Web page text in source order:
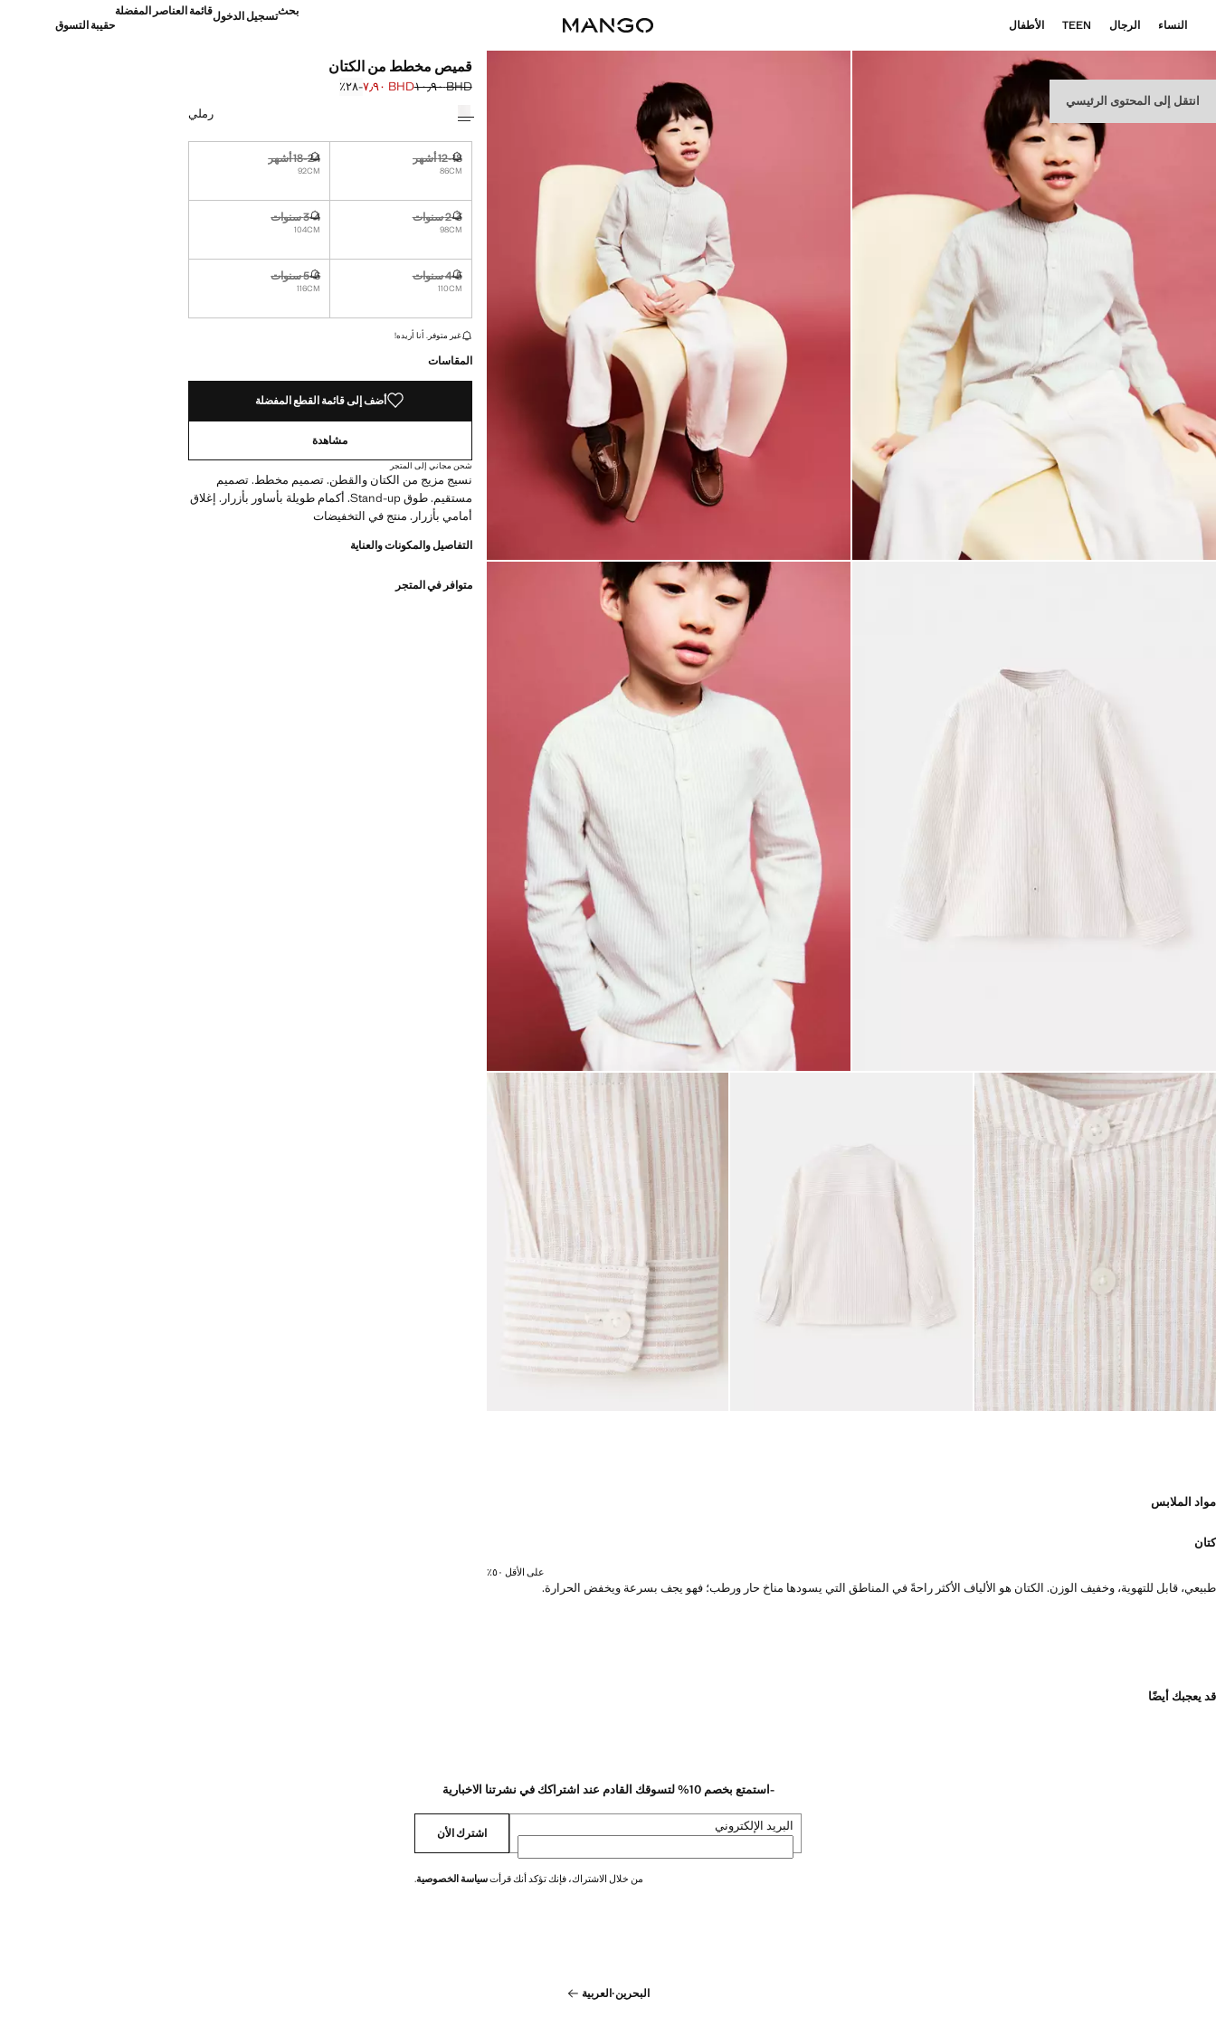
انتقل إلى المحتوى الرئيسي
النساء الرجال TEEN الأطفال
بحثتسجيل الدخولقائمة العناصر المفضلة
حقيبة التسوق
قميص مخطط من الكتان
السعر الأول محذوف [BHD ١٠٫٩٠ ]
BHD ١٠٫٩٠
السعر الحالي [BHD ٧٫٩٠ ]BHD ٧٫٩٠
؜-٢٨٪؜
رملي
12-18 أشهر
86CM
غير متوفر. أنا أريده!
18-24 أشهر
92CM
غير متوفر. أنا أريده!
2-3 سنوات
98CM
غير متوفر. أنا أريده!
3-4 سنوات
104CM
غير متوفر. أنا أريده!
4-5 سنوات
110CM
غير متوفر. أنا أريده!
5-6 سنوات
116CM
غير متوفر. أنا أريده!
القطع الأخيرة!
غير متوفر. أنا أريده!
المقاسات
أضف إلى قائمة القطع المفضلة
مشاهدة
شحن مجاني إلى المتجر
نسيج مزيج من الكتان والقطن. تصميم مخطط. تصميم
مستقيم. طوق Stand-up. أكمام طويلة بأساور بأزرار. إغلاق
أمامي بأزرار. منتج في التخفيضات
التفاصيل والمكونات والعناية
متوافر في المتجر
مواد الملابس
كتان
على الأقل ٥٠٪؜
طبيعي، قابل للتهوية، وخفيف الوزن. الكتان هو الألياف الأكثر راحةً في المناطق التي يسودها مناخ حار ورطب؛ فهو يجف بسرعة ويخفض الحرارة.
قد يعجبك أيضًا
-استمتع بخصم 10% لتسوقك القادم عند اشتراكك في نشرتنا الاخبارية
البريد الإلكتروني اشترك الأن
من خلال الاشتراك، فإنك تؤكد أنك قرأتسياسة الخصوصية.
البحرين·العربية